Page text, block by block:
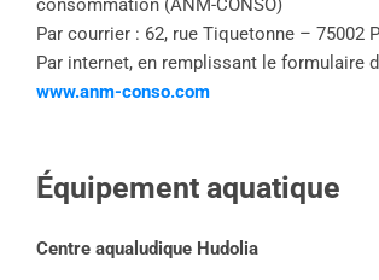
consommation (ANM-CONSO)
Par courrier : 62, rue Tiquetonne – 75002
Par internet, en remplissant le formulaire
www.anm-conso.com
Équipement aquatique
Centre aqualudique Hudolia